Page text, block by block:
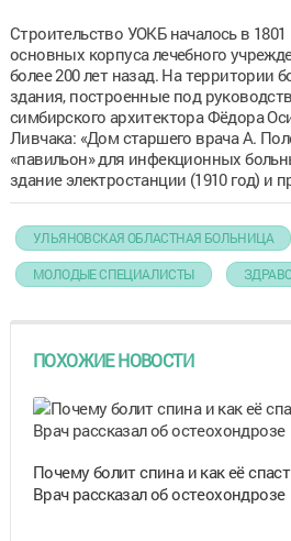
Строительство УОКБ началось в
основных корпуса лечебного
более 200 лет назад. На территории
здания, построенные под
симбирского архитектора Фёдора
Ливчака: «Дом старшего врача А.
«павильон» для инфекционных
здание электростанции (1910 год) и
УЛЬЯНОВСКАЯ ОБЛАСТНАЯ БОЛЬНИЦА
МОЛОДЫЕ СПЕЦИАЛИСТЫ
ПОХОЖИЕ НОВОСТИ
Почему болит спина и как её
Врач рассказал об остеохондрозе